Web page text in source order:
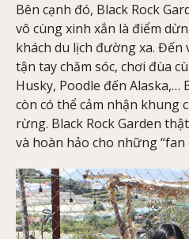
Bên cạnh đó, Black Rock
vô cùng xinh xắn là điểm
khách du lịch đường xa. Đến
tận tay chăm sóc, chơi đùa
Husky, Poodle đến Alaska,…
còn có thể cảm nhận khung
rừng. Black Rock Garden
và hoàn hảo cho những “fan